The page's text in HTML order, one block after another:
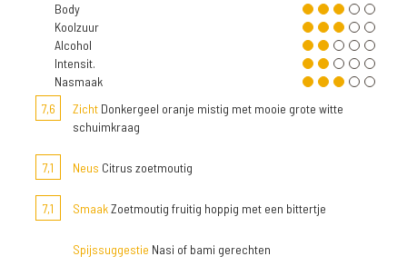
Body
Koolzuur
Alcohol
Intensit.
Nasmaak
7,6
Zicht Donkergeel oranje mistig met mooie grote witte
schuimkraag
7,1 Neus Citrus zoetmoutig
7,1 SmaakZoetmoutig fruitig hoppig met een bittertje
Spijssuggestie Nasi of bami gerechten